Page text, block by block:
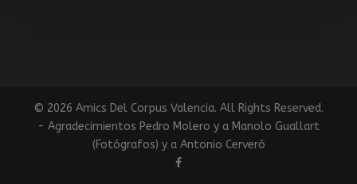
© 2026 Amics Del Corpus Valencia. All Rights Reserved.
- Agradecimientos Pedro Molero y a Manolo Guallart
(Fotógrafos) y a Antonio Cerveró